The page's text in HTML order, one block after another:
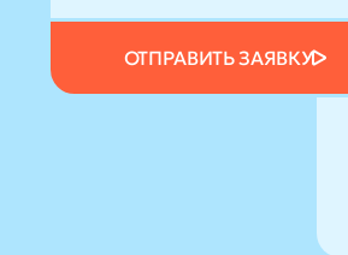
ОТПРАВИТЬ ЗАЯВКУ